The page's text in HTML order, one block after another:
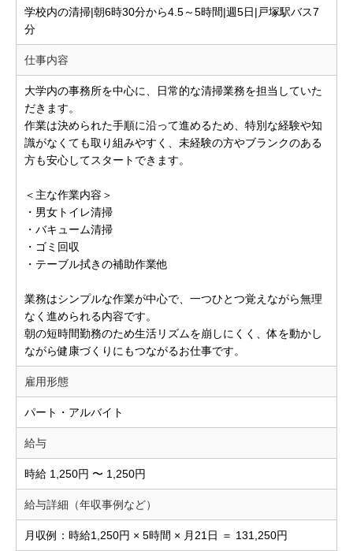
学校内の清掃|朝6時30分から4.5～5時間|週5日|戸塚駅バス7
分
仕事内容
大学内の事務所を中心に、日常的な清掃業務を担当していた
だきます。
作業は決められた手順に沿って進めるため、特別な経験や知
識がなくても取り組みやすく、未経験の方やブランクのある
方も安心してスタートできます。
＜主な作業内容＞
・男女トイレ清掃
・バキューム清掃
・ゴミ回収
・テーブル拭きの補助作業他
業務はシンプルな作業が中心で、一つひとつ覚えながら無理
なく進められる内容です。
朝の短時間勤務のため生活リズムを崩しにくく、体を動かし
ながら健康づくりにもつながるお仕事です。
雇用形態
パート・アルバイト
給与
時給 1,250円 〜 1,250円
給与詳細（年収事例など）
月収例：時給1,250円 × 5時間 × 月21日 ＝ 131,250円